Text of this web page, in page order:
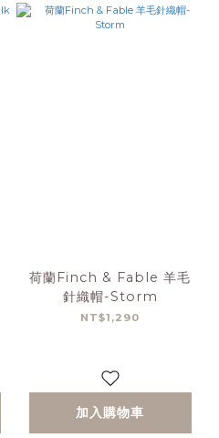
荷蘭Finch & Fable 羊毛
針織帽-Storm
NT$1,290
加入購物車